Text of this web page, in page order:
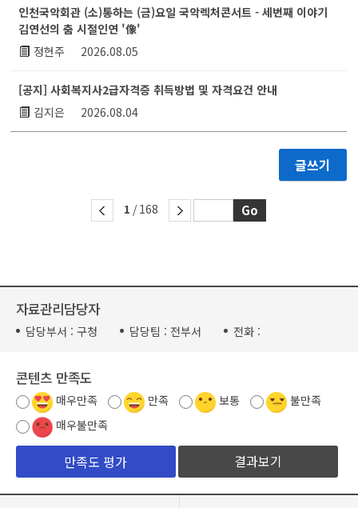
인천국악회관 (소)통하는 (금)요일 국악렉처콘서트 - 세번째 이야기
김연선의 춤 시절인연 '像'
정현주
2026.08.05
[공지] 사회복지사2급자격증 취득방법 및 자격요건 안내
김지은
2026.08.04
글쓰기
1 / 168
자료관리담당자
담당부서 : 구청 담당팀 : 전부서 전화 :
콘텐츠 만족도
매우만족 만족 보통
불만족
매우불만족
결과보기